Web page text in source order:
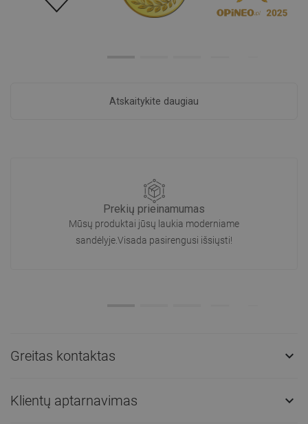
Atskaitykite daugiau
Prekių prieinamumas
Mūsų produktai jūsų laukia moderniame
sandėlyje.Visada pasirengusi išsiųsti!
Greitas kontaktas 
Klientų aptarnavimas 